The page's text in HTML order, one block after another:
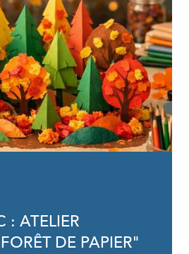
: ATELIER
DE PAPIER"